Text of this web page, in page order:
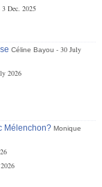
3 Dec. 2025
Céline Bayou
30 July
2026
Mélenchon? Monique